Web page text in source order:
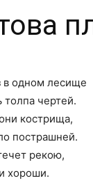
в одном лесище
толпа чертей.
кострища,
пострашней.
рекою,
хороши.